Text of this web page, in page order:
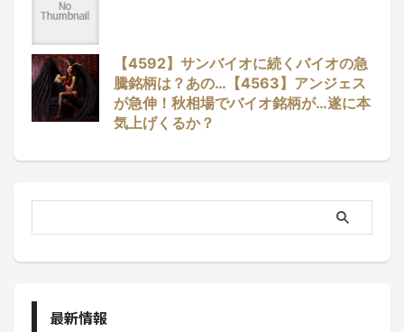
【4592】サンバイオに続くバイオの急
騰銘柄は？あの…【4563】アンジェス
が急伸！秋相場でバイオ銘柄が…遂に本
気上げくるか？
最新情報